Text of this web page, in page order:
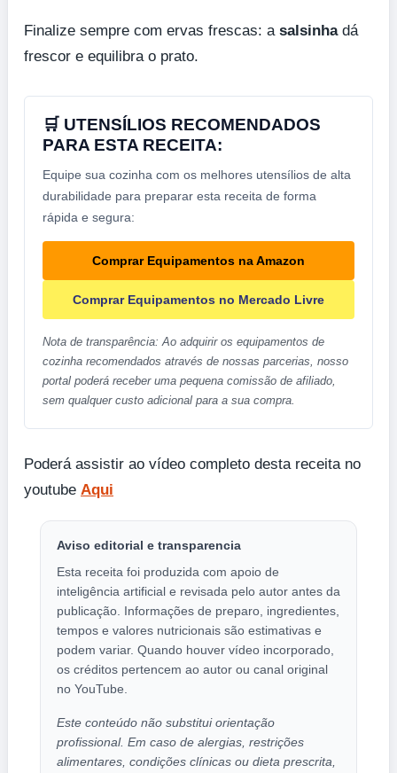
Finalize sempre com ervas frescas: a salsinhadá
frescor e equilibra o prato.
🛒 UTENSÍLIOS RECOMENDADOS
PARA ESTA RECEITA:
Equipe sua cozinha com os melhores utensílios de alta
durabilidade para preparar esta receita de forma
rápida e segura:
Comprar Equipamentos na Amazon
Comprar Equipamentos no Mercado Livre
Nota de transparência: Ao adquirir os equipamentos de
cozinha recomendados através de nossas parcerias, nosso
portal poderá receber uma pequena comissão de afiliado,
sem qualquer custo adicional para a sua compra.
Poderá assistir ao vídeo completo desta receita no
youtube Aqui
Aviso editorial e transparencia
Esta receita foi produzida com apoio de
inteligência artificial e revisada pelo autor antes da
publicação. Informações de preparo, ingredientes,
tempos e valores nutricionais são estimativas e
podem variar. Quando houver vídeo incorporado,
os créditos pertencem ao autor ou canal original
no YouTube.
Este conteúdo não substitui orientação
profissional. Em caso de alergias, restrições
alimentares, condições clínicas ou dieta prescrita,